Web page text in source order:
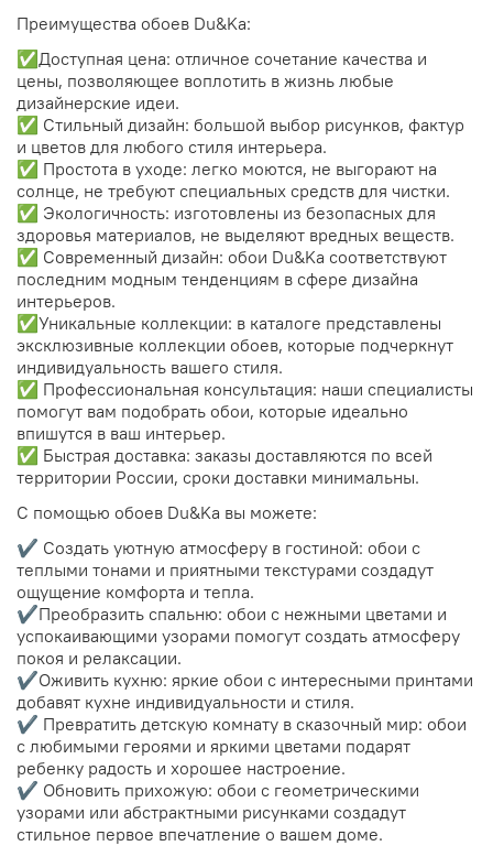
Преимущества обоев Du&Ka:
✅Доступная цена: отличное сочетание качества и
цены, позволяющее воплотить в жизнь любые
дизайнерские идеи.
✅ Стильный дизайн: большой выбор рисунков, фактур
и цветов для любого стиля интерьера.
✅ Простота в уходе: легко моются, не выгорают на
солнце, не требуют специальных средств для чистки.
✅ Экологичность: изготовлены из безопасных для
здоровья материалов, не выделяют вредных веществ.
✅ Современный дизайн: обои Du&Ka соответствуют
последним модным тенденциям в сфере дизайна
интерьеров.
✅Уникальные коллекции: в каталоге представлены
эксклюзивные коллекции обоев, которые подчеркнут
индивидуальность вашего стиля.
✅ Профессиональная консультация: наши специалисты
помогут вам подобрать обои, которые идеально
впишутся в ваш интерьер.
✅ Быстрая доставка: заказы доставляются по всей
территории России, сроки доставки минимальны.
С помощью обоев Du&Ka вы можете:
✔️ Создать уютную атмосферу в гостиной: обои с
теплыми тонами и приятными текстурами создадут
ощущение комфорта и тепла.
✔️Преобразить спальню: обои с нежными цветами и
успокаивающими узорами помогут создать атмосферу
покоя и релаксации.
✔️Оживить кухню: яркие обои с интересными принтами
добавят кухне индивидуальности и стиля.
✔️ Превратить детскую комнату в сказочный мир: обои
с любимыми героями и яркими цветами подарят
ребенку радость и хорошее настроение.
✔️ Обновить прихожую: обои с геометрическими
узорами или абстрактными рисунками создадут
стильное первое впечатление о вашем доме.